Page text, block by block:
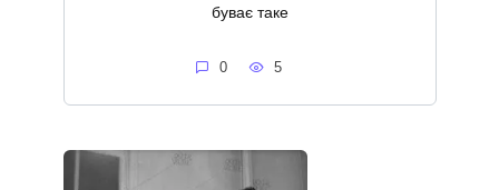
буває таке
0 5